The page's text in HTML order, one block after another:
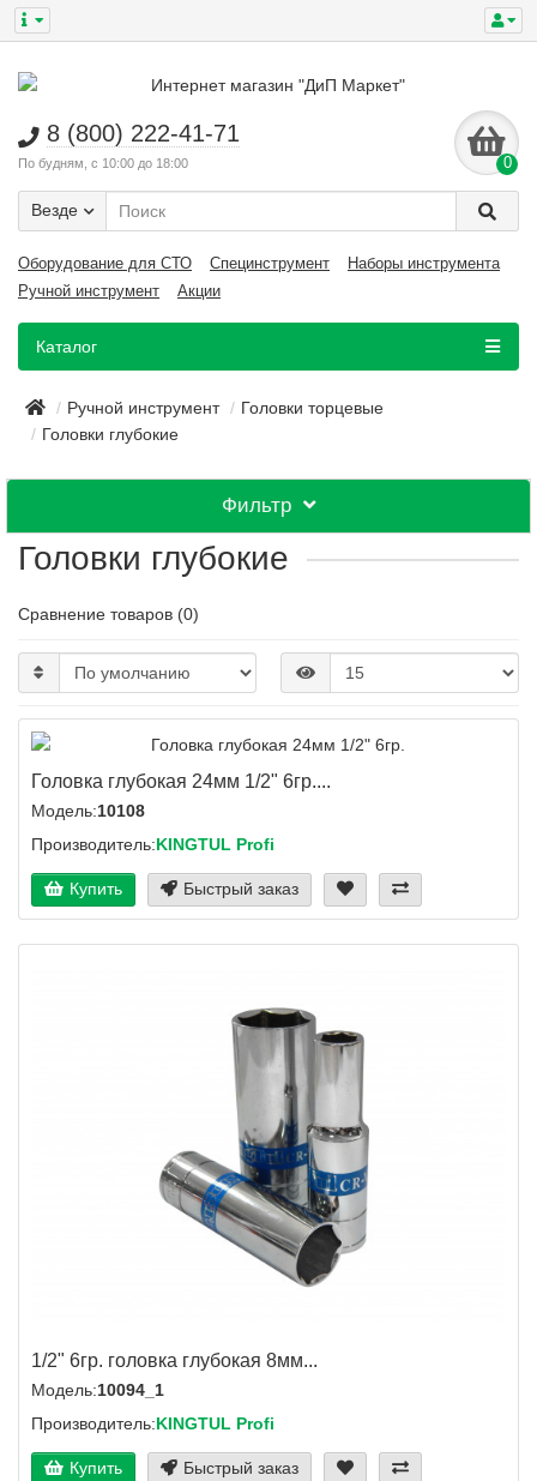
8 (800) 222-41-71
По будням, с 10:00 до 18:00 0
Везде
Оборудование для СТО Специнструмент
Наборы инструмента
Ручной инструмент
Акции
Каталог
Ручной инструмент
Головки торцевые
Головки глубокие
Фильтр
Головки глубокие
Сравнение товаров (0)
Головка глубокая 24мм 1/2" 6гр....
Модель:10108
Производитель:KINGTUL Profi
Купить Быстрый заказ
1/2" 6гр. головка глубокая 8мм...
Модель:10094_1
Производитель:KINGTUL Profi
Купить Быстрый заказ